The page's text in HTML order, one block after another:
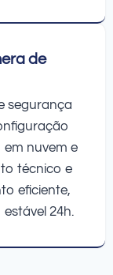
de
segurança
nuvem e
técnico e
eficiente,
24h.